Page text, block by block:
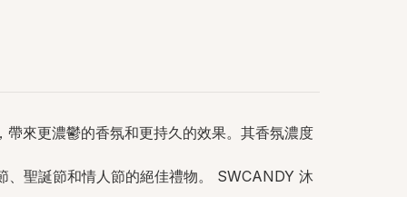
來更濃鬱的香氛和更持久的效果。其香氛濃度
、聖誕節和情人節的絕佳禮物。 SWCANDY 沐